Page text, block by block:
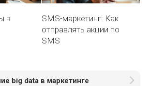
в
SMS-маркетинг: Как
отправлять акции по
SMS
big data в маркетинге